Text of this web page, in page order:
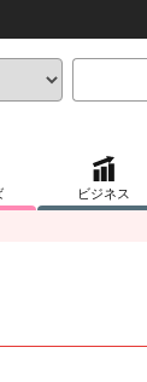
ビジネス